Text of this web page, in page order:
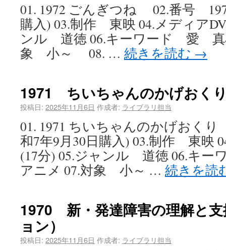
01. 1972 ごんぎつね 02.番号
購入) 03.制作 東映 04.メディア
ンル 道徳 06.キーワード 愛 真
象 小～ 08. … 続きを読む →
1971 ちいちゃんのかげおく
投稿日: 2025年11月6日 作成者: ライブラリ担当
01. 1971 ちいちゃんのかげおく
和7年9月30日購入) 03.制作 東映
(17分) 05.ジャンル 道徳 06.
アニメ 07.対象 小～ … 続きを読
1970 新・発達障害の理解と
ョン）
投稿日: 2025年11月6日 作成者: ライブラリ担当